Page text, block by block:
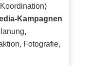
Kampagnen
Fotografie,